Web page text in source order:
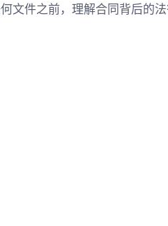
文件之前，理解合同背后的